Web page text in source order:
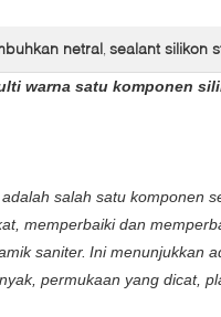
netral, sealant silikon
warna satu komponen
salah satu komponen
memperbaiki dan
saniter. Ini menunjukkan
permukaan yang dicat,